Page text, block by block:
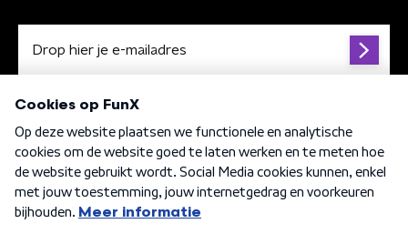
Algemene voorwaarden Privacybeleid